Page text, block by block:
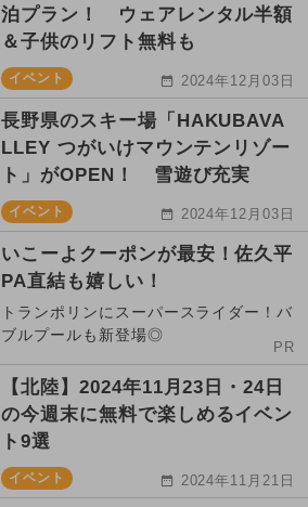
泊プラン！ ウェアレンタル半額
＆子供のリフト無料も
イベント 2024年12月03日
長野県のスキー場「HAKUBAVA
LLEY つがいけマウンテンリゾー
ト」がOPEN！ 雪遊び充実
イベント 2024年12月03日
いこーよクーポンが最安！佐久平
PA直結も嬉しい！
トランポリンにスーパースライダー！バ
ブルプールも新登場◎
PR
【北陸】2024年11月23日・24日
の今週末に無料で楽しめるイベン
ト9選
イベント 2024年11月21日